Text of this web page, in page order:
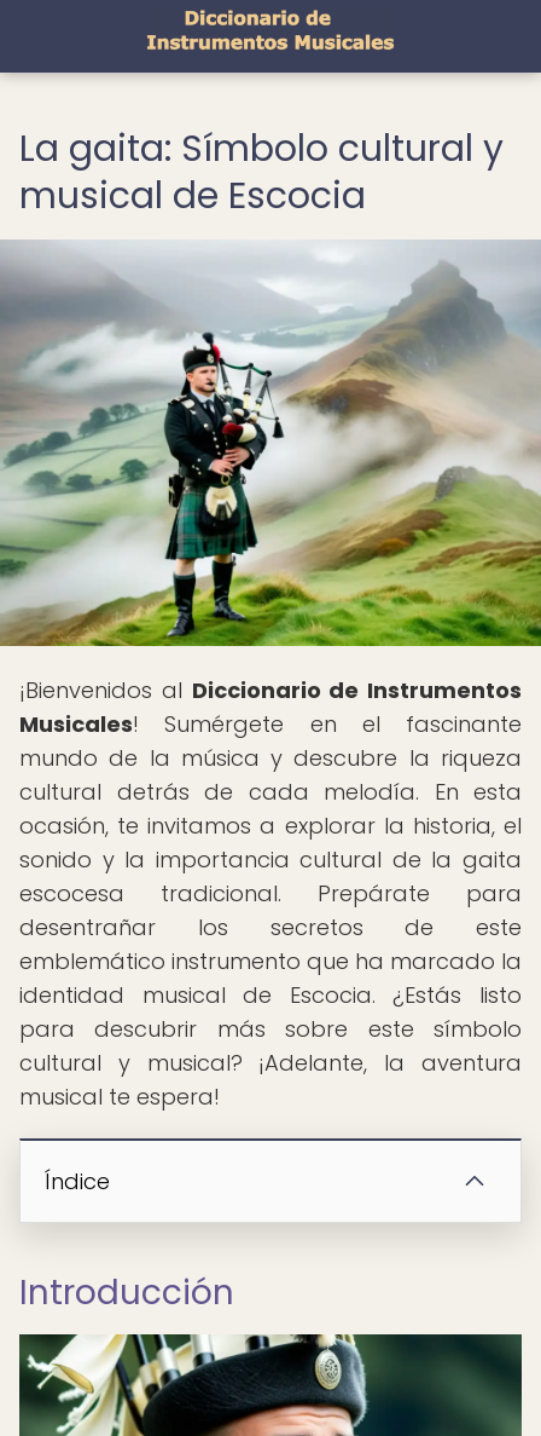
La gaita: Símbolo cultural y
musical de Escocia
¡Bienvenidos al Diccionario de Instrumentos
Musicales! Sumérgete en el fascinante
mundo de la música y descubre la riqueza
cultural detrás de cada melodía. En esta
ocasión, te invitamos a explorar la historia, el
sonido y la importancia cultural de la gaita
escocesa tradicional. Prepárate para
desentrañar los secretos de este
emblemático instrumento que ha marcado la
identidad musical de Escocia. ¿Estás listo
para descubrir más sobre este símbolo
cultural y musical? ¡Adelante, la aventura
musical te espera!
Índice
Introducción